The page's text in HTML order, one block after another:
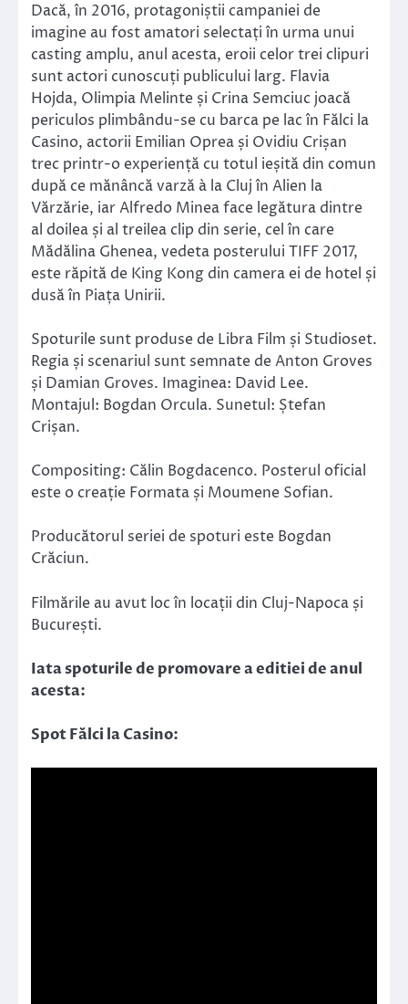
Dacă, în 2016, protagoniștii campaniei de
imagine au fost amatori selectați în urma unui
casting amplu, anul acesta, eroii celor trei clipuri
sunt actori cunoscuți publicului larg. Flavia
Hojda, Olimpia Melinte și Crina Semciuc joacă
periculos plimbându-se cu barca pe lac în Fălci la
Casino, actorii Emilian Oprea și Ovidiu Crișan
trec printr-o experiență cu totul ieșită din comun
după ce mănâncă varză à la Cluj în Alien la
Vărzărie, iar Alfredo Minea face legătura dintre
al doilea și al treilea clip din serie, cel în care
Mădălina Ghenea, vedeta posterului TIFF 2017,
este răpită de King Kong din camera ei de hotel și
dusă în Piața Unirii.
Spoturile sunt produse de Libra Film și Studioset.
Regia și scenariul sunt semnate de Anton Groves
și Damian Groves. Imaginea: David Lee.
Montajul: Bogdan Orcula. Sunetul: Ștefan
Crișan.
Compositing: Călin Bogdacenco. Posterul oficial
este o creație Formata și Moumene Sofian.
Producătorul seriei de spoturi este Bogdan
Crăciun.
Filmările au avut loc în locații din Cluj-Napoca și
București.
Iata spoturile de promovare a editiei de anul
acesta:
Spot Fălci la Casino: